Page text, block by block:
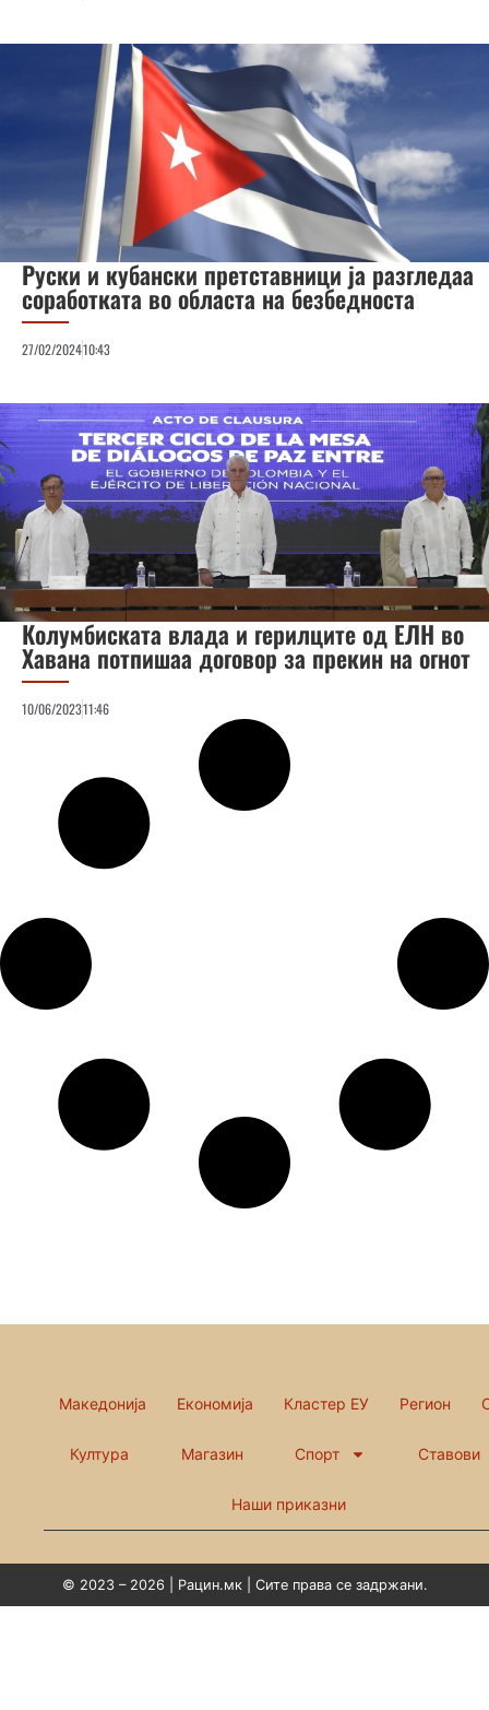
Руски и кубански претставници ја разгледаа
соработката во областа на безбедноста
27/02/202410:43
Колумбиската влада и герилците од ЕЛН во
Хавана потпишаа договор за прекин на огнот
10/06/202311:46
Македонија Економија Кластер ЕУ Регион
Култура Магазин Спорт Ставови
Наши приказни
© 2023 – 2026 | Рацин.мк | Сите права се задржани.